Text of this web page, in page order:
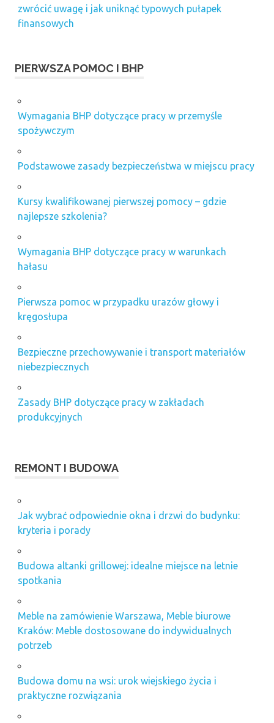
zwrócić uwagę i jak uniknąć typowych pułapek
finansowych
PIERWSZA POMOC I BHP
Wymagania BHP dotyczące pracy w przemyśle
spożywczym
Podstawowe zasady bezpieczeństwa w miejscu pracy
Kursy kwalifikowanej pierwszej pomocy – gdzie
najlepsze szkolenia?
Wymagania BHP dotyczące pracy w warunkach
hałasu
Pierwsza pomoc w przypadku urazów głowy i
kręgosłupa
Bezpieczne przechowywanie i transport materiałów
niebezpiecznych
Zasady BHP dotyczące pracy w zakładach
produkcyjnych
REMONT I BUDOWA
Jak wybrać odpowiednie okna i drzwi do budynku:
kryteria i porady
Budowa altanki grillowej: idealne miejsce na letnie
spotkania
Meble na zamówienie Warszawa, Meble biurowe
Kraków: Meble dostosowane do indywidualnych
potrzeb
Budowa domu na wsi: urok wiejskiego życia i
praktyczne rozwiązania